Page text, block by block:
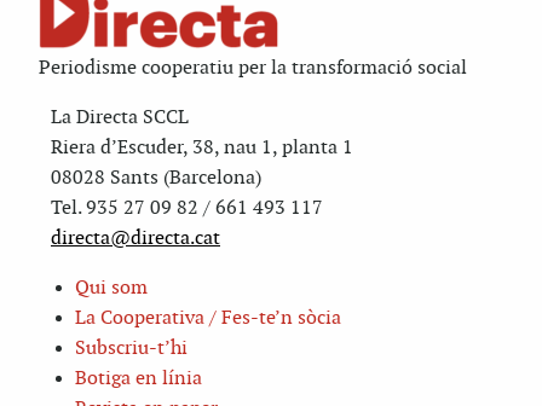
Periodisme cooperatiu per la transformació social
La Directa SCCL
Riera d’Escuder, 38, nau 1, planta 1
08028 Sants (Barcelona)
Tel. 935 27 09 82 / 661 493 117
directa@directa.cat
Qui som
La Cooperativa / Fes-te’n sòcia
Subscriu-t’hi
Botiga en línia